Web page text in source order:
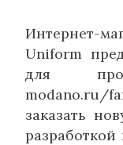
Интернет-
Uniform
для
modano.ru/
заказать